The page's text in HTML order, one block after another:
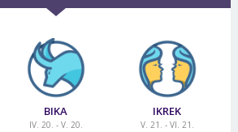
BIKA
IV. 20. - V. 20.
IKREK
V. 21. - VI. 21.